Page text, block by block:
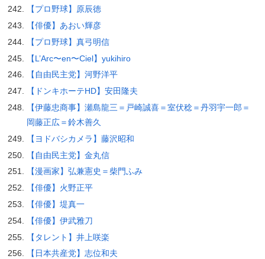
【プロ野球】原辰徳
【俳優】あおい輝彦
【プロ野球】真弓明信
【L’Arc〜en〜Ciel】yukihiro
【自由民主党】河野洋平
【ドンキホーテHD】安田隆夫
【伊藤忠商事】瀬島龍三＝戸崎誠喜＝室伏稔＝丹羽宇一郎＝
岡藤正広＝鈴木善久
【ヨドバシカメラ】藤沢昭和
【自由民主党】金丸信
【漫画家】弘兼憲史＝柴門ふみ
【俳優】火野正平
【俳優】堤真一
【俳優】伊武雅刀
【タレント】井上咲楽
【日本共産党】志位和夫